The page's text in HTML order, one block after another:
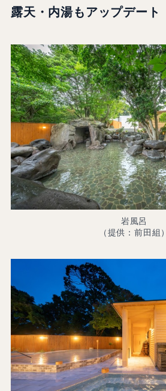
露天・内湯もアップデート
岩風呂
（提供：前田組）